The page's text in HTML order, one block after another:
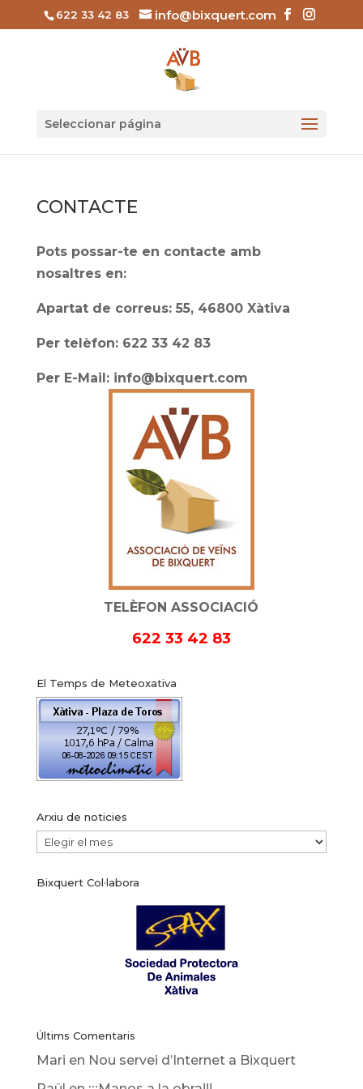
622 33 42 83 info@bixquert.com
Seleccionar página
CONTACTE
Pots possar-te en contacte amb
nosaltres en:
Apartat de correus: 55, 46800 Xàtiva
Per telèfon: 622 33 42 83
Per E-Mail: info@bixquert.com
TELÈFON ASSOCIACIÓ
622 33 42 83
El Temps de Meteoxativa
Arxiu de noticies
Arxiu
noticies
Bixquert Col·labora
Últims Comentaris
Mari en Nou servei d’Internet a Bixquert